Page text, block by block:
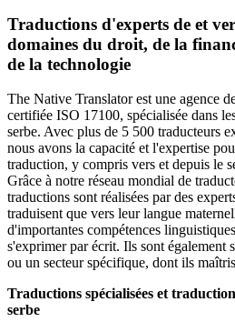
Traductions d'experts de et
domaines du droit, de la
de la technologie
The Native Translator est une agence
certifiée ISO 17100, spécialisée dans
serbe. Avec plus de 5 500 traducteurs
nous avons la capacité et l'expertise
traduction, y compris vers et depuis le
Grâce à notre réseau mondial de
traductions sont réalisées par des
traduisent que vers leur langue
d'importantes compétences
s'exprimer par écrit. Ils sont également
ou un secteur spécifique, dont ils
Traductions spécialisées et
serbe